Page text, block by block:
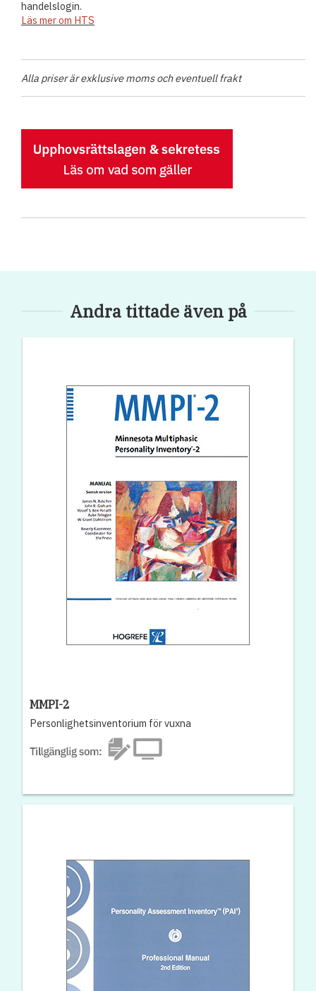
handelslogin.
Läs mer om HTS
Alla priser är exklusive moms och eventuell frakt
Andra tittade även på
MMPI-2
Personlighetsinventorium för vuxna